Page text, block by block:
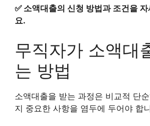
✅ 소액대출의 신청 방법과 조건을 자
요.
무직자가 소액대
는 방법
소액대출을 받는 과정은 비교적 단
지 중요한 사항을 염두에 두어야 합